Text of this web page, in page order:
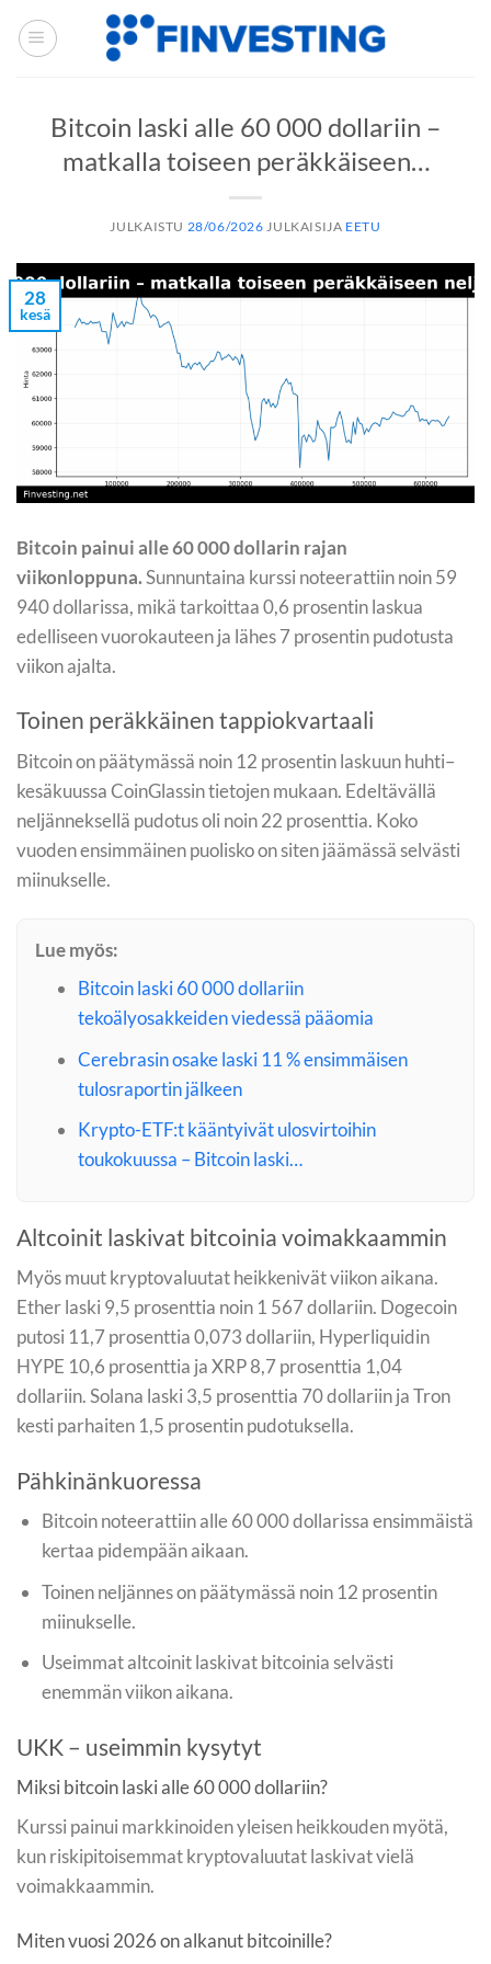
Siirry
sisältöön
Bitcoin laski alle 60 000 dollariin –
matkalla toiseen peräkkäiseen…
JULKAISTU 28/06/2026 JULKAISIJA EETU
28
kesä
Bitcoin painui alle 60 000 dollarin rajan
viikonloppuna.Sunnuntaina kurssi noteerattiin noin 59
940 dollarissa, mikä tarkoittaa 0,6 prosentin laskua
edelliseen vuorokauteen ja lähes 7 prosentin pudotusta
viikon ajalta.
Toinen peräkkäinen tappiokvartaali
Bitcoin on päätymässä noin 12 prosentin laskuun huhti–
kesäkuussa CoinGlassin tietojen mukaan. Edeltävällä
neljänneksellä pudotus oli noin 22 prosenttia. Koko
vuoden ensimmäinen puolisko on siten jäämässä selvästi
miinukselle.
Lue myös:
Bitcoin laski 60 000 dollariin
tekoälyosakkeiden viedessä pääomia
Cerebrasin osake laski 11 % ensimmäisen
tulosraportin jälkeen
Krypto-ETF:t kääntyivät ulosvirtoihin
toukokuussa – Bitcoin laski…
Altcoinit laskivat bitcoinia voimakkaammin
Myös muut kryptovaluutat heikkenivät viikon aikana.
Ether laski 9,5 prosenttia noin 1 567 dollariin. Dogecoin
putosi 11,7 prosenttia 0,073 dollariin, Hyperliquidin
HYPE 10,6 prosenttia ja XRP 8,7 prosenttia 1,04
dollariin. Solana laski 3,5 prosenttia 70 dollariin ja Tron
kesti parhaiten 1,5 prosentin pudotuksella.
Pähkinänkuoressa
Bitcoin noteerattiin alle 60 000 dollarissa ensimmäistä
kertaa pidempään aikaan.
Toinen neljännes on päätymässä noin 12 prosentin
miinukselle.
Useimmat altcoinit laskivat bitcoinia selvästi
enemmän viikon aikana.
UKK – useimmin kysytyt
Miksi bitcoin laski alle 60 000 dollariin?
Kurssi painui markkinoiden yleisen heikkouden myötä,
kun riskipitoisemmat kryptovaluutat laskivat vielä
voimakkaammin.
Miten vuosi 2026 on alkanut bitcoinille?